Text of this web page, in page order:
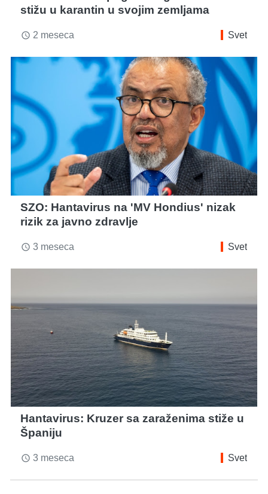
stižu u karantin u svojim zemljama
access_time 2 meseca Svet
SZO: Hantavirus na 'MV Hondius' nizak
rizik za javno zdravlje
access_time 3 meseca Svet
Hantavirus: Kruzer sa zaraženima stiže u
Španiju
access_time 3 meseca Svet